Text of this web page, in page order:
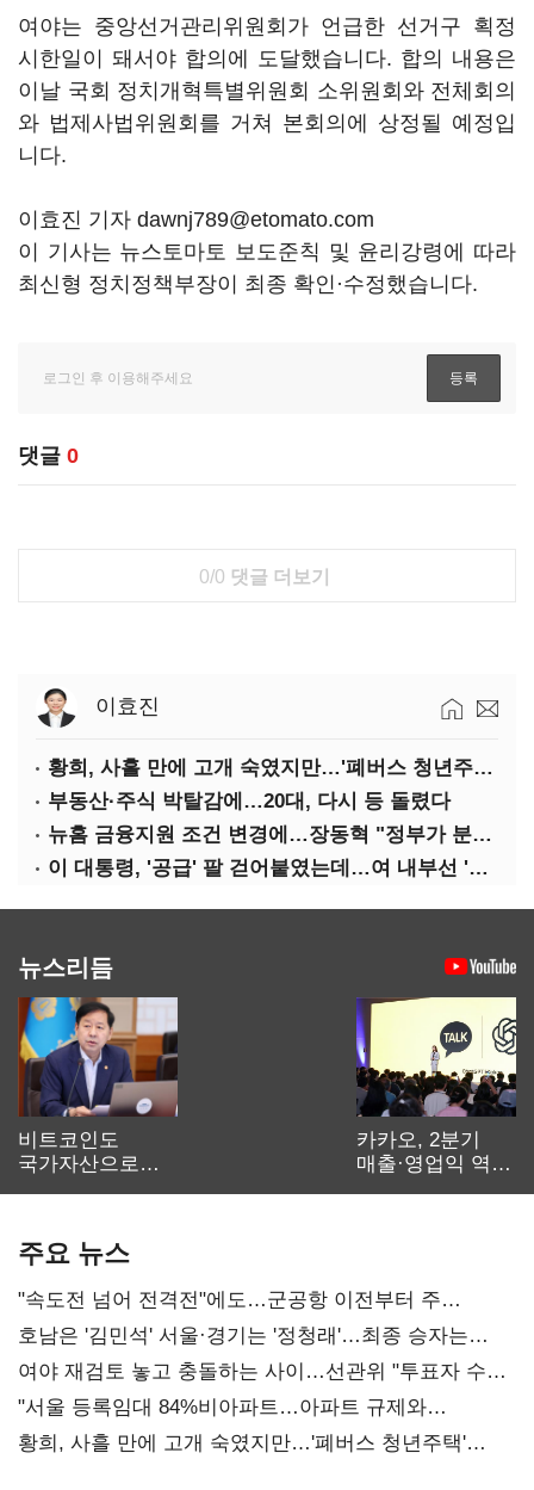
여야는 중앙선거관리위원회가 언급한 선거구 획정
시한일이 돼서야 합의에 도달했습니다. 합의 내용은
이날 국회 정치개혁특별위원회 소위원회와 전체회의
와 법제사법위원회를 거쳐 본회의에 상정될 예정입
니다.
이효진 기자 dawnj789@etomato.com
이 기사는 뉴스토마토 보도준칙 및 윤리강령에 따라
최신형 정치정책부장이 최종 확인·수정했습니다.
댓글 0
0/0 댓글 더보기
이효진
황희, 사흘 만에 고개 숙였지만…'폐버스 청년주택' 후폭풍
부동산·주식 박탈감에…20대, 다시 등 돌렸다
뉴홈 금융지원 조건 변경에…장동혁 "정부가 분양사기 나선 것"
이 대통령, '공급' 팔 걷어붙였는데…여 내부선 '부동산 망언'(종합)
뉴스리듬
비트코인도
국가자산으로…'
카카오, 2분기
매출·영업익 역대
주요 뉴스
"속도전 넘어 전격전"에도…군공항 이전부터 주
52시간까지 '뇌관'
호남은 '김민석' 서울·경기는 '정청래'…최종 승자는
'안갯속'
여야 재검토 놓고 충돌하는 사이…선관위 "투표자 수
오차 당연"
"서울 등록임대 84%비아파트…아파트 규제와
달리해야"
황희, 사흘 만에 고개 숙였지만…'폐버스 청년주택'